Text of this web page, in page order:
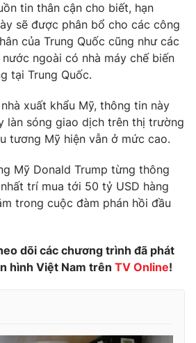
lai
tin thân cận cho biết, hạn
sẽ được phân bổ cho các công
của Trung Quốc cũng như các
ngoài có nhà máy chế biến
tại Trung Quốc.
xuất khẩu Mỹ, thông tin này
làn sóng giao dịch trên thị trường
tương Mỹ hiện vẫn ở mức cao.
Mỹ Donald Trump từng thông
trí mua tới 50 tỷ USD hàng
trong cuộc đàm phán hồi đầu
dõi các chương trình đã phát
hình Việt Nam trên TV Online!